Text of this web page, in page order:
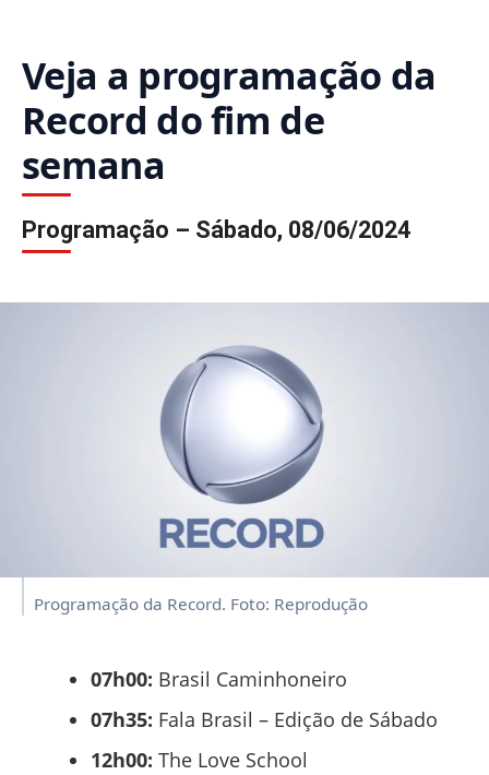
Veja a programação da
Record do fim de
semana
Programação – Sábado, 08/06/2024
Programação da Record. Foto: Reprodução
07h00: Brasil Caminhoneiro
07h35: Fala Brasil – Edição de Sábado
12h00: The Love School